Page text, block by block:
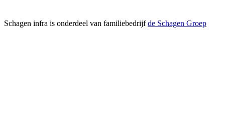
Schagen infra is onderdeel van familiebedrijfde Schagen Groep